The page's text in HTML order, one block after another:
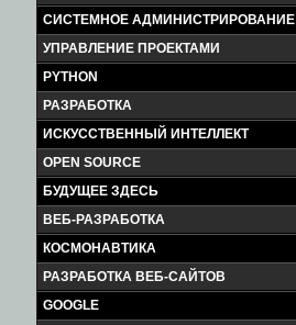
СИСТЕМНОЕ АДМИНИСТРИРОВАНИЕ
УПРАВЛЕНИЕ ПРОЕКТАМИ
PYTHON
РАЗРАБОТКА
ИСКУССТВЕННЫЙ ИНТЕЛЛЕКТ
OPEN SOURCE
БУДУЩЕЕ ЗДЕСЬ
ВЕБ-РАЗРАБОТКА
КОСМОНАВТИКА
РАЗРАБОТКА ВЕБ-САЙТОВ
GOOGLE